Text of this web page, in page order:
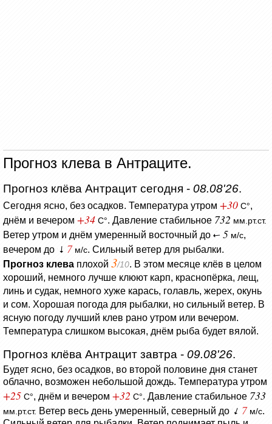
Прогноз клева в Антраците.
Прогноз клёва Антрацит сегодня - 08.08'26.
Сегодня ясно, без осадков. Температура утром +30 C°,
днём и вечером +34 C°. Давление стабильное 732 мм.рт.ст.
Ветер утром и днём умеренный восточный до 5 м/с,
вечером до
7 м/с. Сильный ветер для рыбалки.
Прогноз клева плохой 3/10. В этом месяце клёв в целом
хороший, немного лучше клюют карп, краснопёрка, лещ,
линь и судак, немного хуже карась, голавль, жерех, окунь
и сом. Хорошая погода для рыбалки, но сильный ветер. В
ясную погоду лучший клев рано утром или вечером.
Температура слишком высокая, днём рыба будет вялой.
Прогноз клёва Антрацит завтра - 09.08'26.
Будет ясно, без осадков, во второй половине дня станет
облачно, возможен небольшой дождь. Температура утром
+25 C°, днём и вечером +32 C°. Давление стабильное 733
мм.рт.ст. Ветер весь день умеренный, северный до 7 м/с.